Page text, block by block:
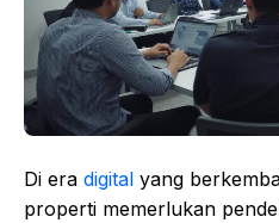
Di era digital yang
properti memerlukan